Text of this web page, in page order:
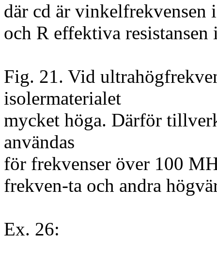
där cd är vinkelfrekvensen
och R effektiva resistansen
Fig. 21. Vid
isolermaterialet
mycket höga. Därför
användas
för frekvenser över 100
frekven-ta och andra
Ex. 26: